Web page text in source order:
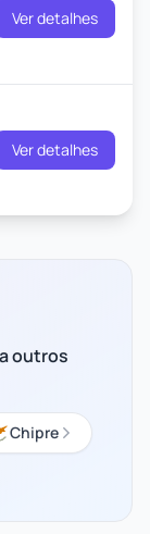
Ver detalhes
Ver detalhes
outros
Chipre